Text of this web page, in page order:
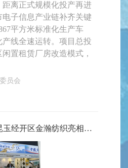
离正式规模化投产再进
子信息产业链补齐关键
平方米标准化生产车
线全速运转。项目总投
置租赁厂房改造模式，
员会
走出兵团拓市场｜昆玉经开区金瀚纺织亮相中亚国际展会